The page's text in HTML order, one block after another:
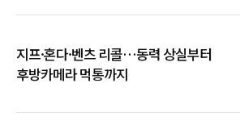
지프·혼다·벤츠 리콜…동력 상실부터
후방카메라 먹통까지